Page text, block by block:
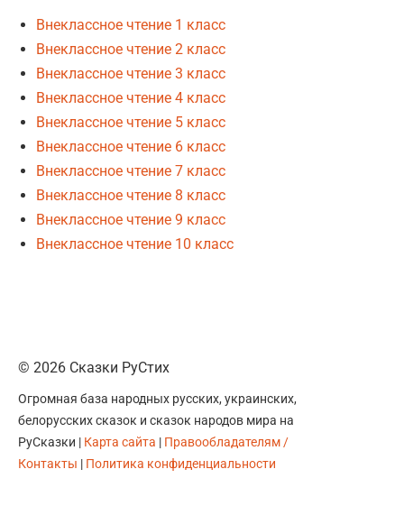
Внеклассное чтение 1 класс
Внеклассное чтение 2 класс
Внеклассное чтение 3 класс
Внеклассное чтение 4 класс
Внеклассное чтение 5 класс
Внеклассное чтение 6 класс
Внеклассное чтение 7 класс
Внеклассное чтение 8 класс
Внеклассное чтение 9 класс
Внеклассное чтение 10 класс
© 2026 Сказки РуСтих
Огромная база народных русских, украинских,
белорусских сказок и сказок народов мира на
РуСказки | Карта сайта | Правообладателям /
Контакты | Политика конфиденциальности